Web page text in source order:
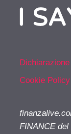
Cookie
FINANCE